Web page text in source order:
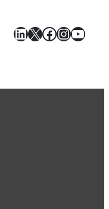
LinkedIn
X Facebook